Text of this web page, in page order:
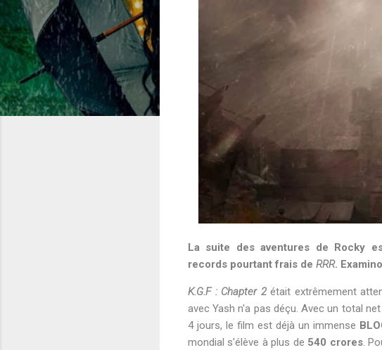
La suite des aventures de Rocky
records pourtant frais de RRR.
K.G.F : Chapter 2était extrêmement
avec Yash n'a pas déçu. Avec un total net
4 jours, le film est déjà un immense
mondial s'élève à plus de 540 crores.